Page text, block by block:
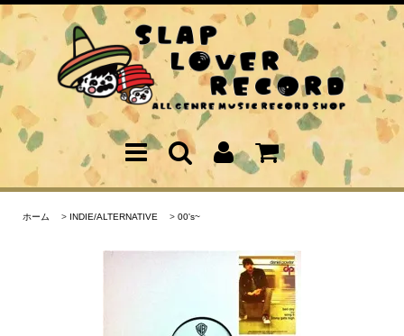
ホーム > INDIE/ALTERNATIVE > 00's~